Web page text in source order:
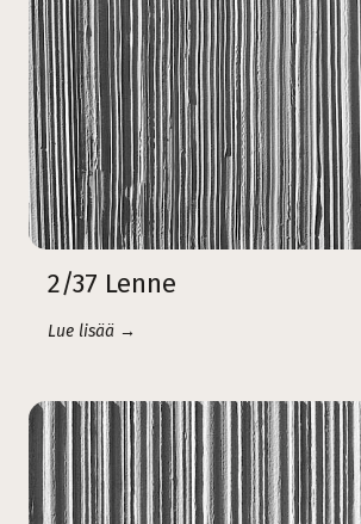
2/37 Lenne
Lue lisää →